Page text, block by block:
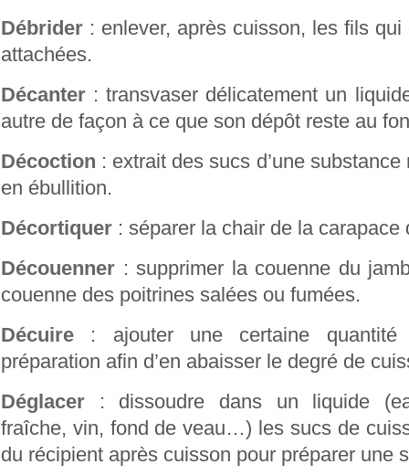
Débrider : enlever, après cuisson, les fils
attachées.
Décanter : transvaser délicatement un
autre de façon à ce que son dépôt reste au
Décoction : extrait des sucs d’une
en ébullition.
Décortiquer : séparer la chair de la carapace
Découenner : supprimer la couenne du
couenne des poitrines salées ou fumées.
Décuire : ajouter une certaine
préparation afin d’en abaisser le degré de
Déglacer : dissoudre dans un liquide
fraîche, vin, fond de veau…) les sucs de
du récipient après cuisson pour préparer une